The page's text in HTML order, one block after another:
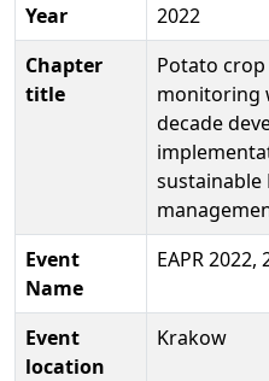
Year
2022
Chapter
title
Potato
monitoring
decade
Event
Name
EAPR
Event
location
Krakow